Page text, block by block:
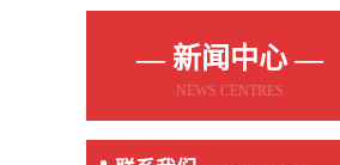
— 新闻中心 —
NEWS CENTRES